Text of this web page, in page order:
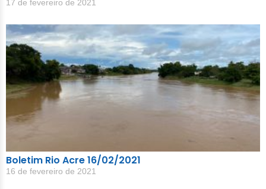
17 de fevereiro de 2021
Boletim Rio Acre 16/02/2021
16 de fevereiro de 2021